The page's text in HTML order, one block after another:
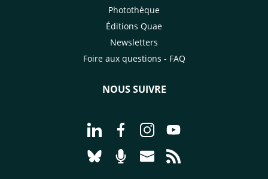
Photothèque
Éditions Quae
Newsletters
Foire aux questions - FAQ
NOUS SUIVRE
Aller à la page Nous suivre sur
Aller à la page Nous suivre sur
Aller à la page Nous
Aller à la page
Aller à la page Nous suivre sur
Aller à la page Nourrir le
Aller à la page Nous